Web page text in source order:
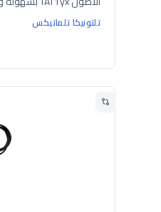
تلتونيكا تلماتيكس